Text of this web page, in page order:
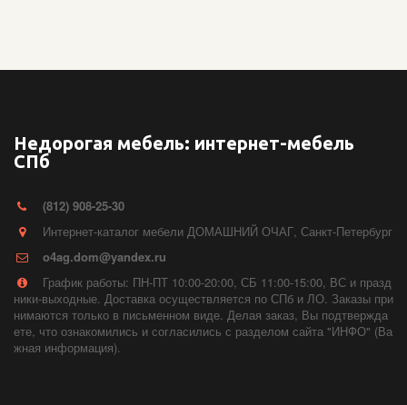
Недорогая мебель: интернет-мебель
СПб
(812) 908-25-30
Интернет-каталог мебели ДОМАШНИЙ ОЧАГ, Санкт-Петербург
o4ag.dom@yandex.ru
График работы: ПН-ПТ 10:00-20:00, СБ 11:00-15:00, ВС и празд
ники-выходные. Доставка осуществляется по СПб и ЛО. Заказы при
нимаются только в письменном виде. Делая заказ, Вы подтвержда
ете, что ознакомились и согласились с разделом сайта "ИНФО" (Ва
жная информация).